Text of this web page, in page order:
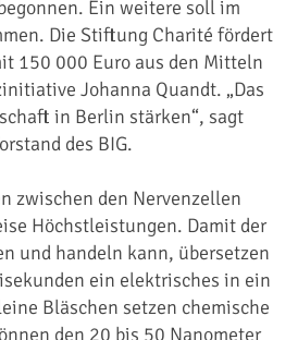
Ein weitere soll im
Die Stiftung Charité fördert
150 000 Euro aus den Mitteln
Johanna Quandt. „Das
in Berlin stärken“, sagt
des BIG.
zwischen den Nervenzellen
Höchstleistungen. Damit der
und handeln kann, übersetzen
ein elektrisches in ein
Bläschen setzen chemische
den 20 bis 50 Nanometer